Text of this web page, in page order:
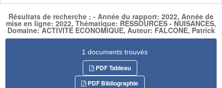
Résultats de recherche : - Année du rapport: 2022, Année de
mise en ligne: 2022, Thématique: RESSOURCES - NUISANCES,
Domaine: ACTIVITE ECONOMIQUE, Auteur: FALCONE, Patrick
1 documents trouvés
PDF Tableau
PDF Bibliographie